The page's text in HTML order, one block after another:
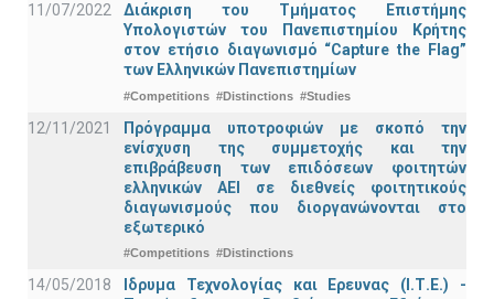
11/07/2022
Διάκριση του Τμήματος Επιστήμης
Υπολογιστών του Πανεπιστημίου Κρήτης
στον ετήσιο διαγωνισμό “Capture the Flag”
των Ελληνικών Πανεπιστημίων
#Competitions #Distinctions #Studies
12/11/2021
Πρόγραμμα υποτροφιών με σκοπό την
ενίσχυση της συμμετοχής και την
επιβράβευση των επιδόσεων φοιτητών
ελληνικών ΑΕΙ σε διεθνείς φοιτητικούς
διαγωνισμούς που διοργανώνονται στο
εξωτερικό
#Competitions #Distinctions
14/05/2018
Ιδρυμα Τεχνολογίας και Ερευνας (Ι.Τ.Ε.) -